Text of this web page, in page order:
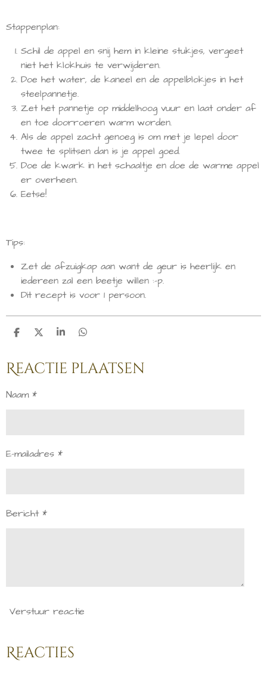
Stappenplan:
Schil de appel en snij hem in kleine stukjes, vergeet
niet het klokhuis te verwijderen.
Doe het water, de kaneel en de appelblokjes in het
steelpannetje.
Zet het pannetje op middelhoog vuur en laat onder af
en toe doorroeren warm worden.
Als de appel zacht genoeg is om met je lepel door
twee te splitsen dan is je appel goed.
Doe de kwark in het schaaltje en doe de warme appel
er overheen.
Eetse!
Tips:
Zet de afzuigkap aan want de geur is heerlijk en
iedereen zal een beetje willen :-p.
Dit recept is voor 1 persoon.
D
e
n
D
l
S
r
e
D
e
n
Reactie plaatsen
Naam *
E-mailadres *
Bericht *
Verstuur reactie
Reacties